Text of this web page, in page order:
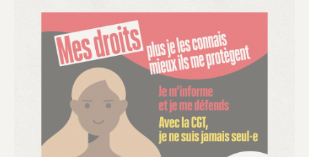
personne trouve un emploi. Pour Fabienne Ploton,
directrice de la CAF Allier : « Le prisme est en tout
cas mis sur les familles monoparentales, qui ne
peuvent pas compter sur des arrangements avec
les conjoints pour la garde. »